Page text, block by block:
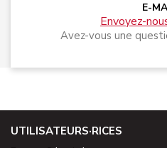
E-
Envoyez-
Avez-vous une
UTILISATEURS·RICES